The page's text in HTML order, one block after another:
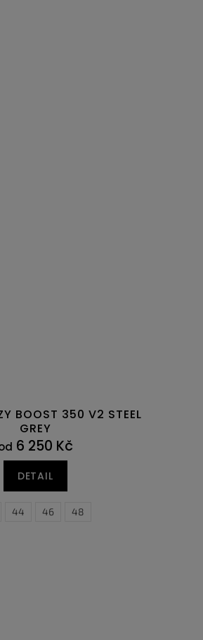
BOOST 350 V2 STEEL
GREY
6 250 Kč
DETAIL
44 46 48